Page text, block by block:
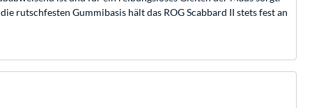
rutschfesten Gummibasis hält das ROG Scabbard II stets fest an